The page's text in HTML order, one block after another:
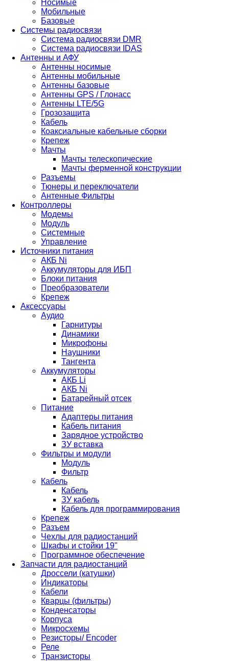
Носимые
Мобильные
Базовые
Системы радиосвязи
Система радиосвязи DMR
Система радиосвязи IDAS
Антенны и АФУ
Антенны носимые
Антенны мобильные
Антенны базовые
Антенны GPS / Глонасс
Антенны LTE/5G
Грозозащита
Кабель
Коаксиальные кабельные сборки
Крепеж
Мачты
Мачты телескопические
Мачты ферменной конструкции
Разъемы
Тюнеры и переключатели
Антенные Фильтры
Контроллеры
Модемы
Модуль
Системные
Управление
Источники питания
АКБ Ni
Аккумуляторы для ИБП
Блоки питания
Преобразователи
Крепеж
Аксессуары
Аудио
Гарнитуры
Динамики
Микрофоны
Наушники
Тангента
Аккумуляторы
АКБ Li
АКБ Ni
Батарейный отсек
Питание
Адаптеры питания
Кабель питания
Зарядное устройство
ЗУ вставка
Фильтры и модули
Модуль
Фильтр
Кабель
Кабель
ЗУ кабель
Кабель для программирования
Крепеж
Разъем
Чехлы для радиостанций
Шкафы и стойки 19"
Программное обеспечение
Запчасти для радиостанций
Дроссели (катушки)
Индикаторы
Кабели
Кварцы (фильтры)
Конденсаторы
Корпуса
Микросхемы
Резисторы/ Encoder
Реле
Транзисторы